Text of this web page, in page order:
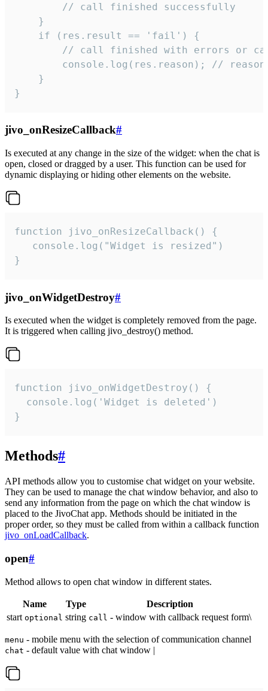
        // call finished successfully
    }
    if (res.result == 'fail') {
// call finished with errors or
console.log(res.reason); //
    }
}
jivo_onResizeCallback#
Is executed at any change in the size of the widget: when the chat is
open, closed or dragged by a user. This function can be used for
dynamic displaying or hiding other elements on the website.
function jivo_onResizeCallback() {
   console.log("Widget is resized")
}
jivo_onWidgetDestroy#
Is executed when the widget is completely removed from the page.
It is triggered when calling jivo_destroy() method.
function jivo_onWidgetDestroy() {
  console.log('Widget is deleted')
}
Methods#
API methods allow you to customise chat widget on your website.
They can be used to manage the chat window behavior, and also to
send any information from the page on which the chat window is
placed to the JivoChat app. Methods should be initiated in the
proper order, so they must be called from within a callback function
jivo_onLoadCallback.
open#
Method allows to open chat window in different states.
Name Type
Description
start optional string call - window with callback request form\
menu - mobile menu with the selection of communication channel
chat - default value with chat window |